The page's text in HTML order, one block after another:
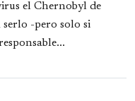
el Chernobyl de
-pero solo si